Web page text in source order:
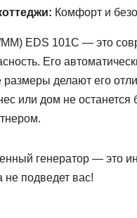
Комфорт и
EDS 101C — это
Его
размеры делают его
или дом не останется
генератор — это
не подведет вас!